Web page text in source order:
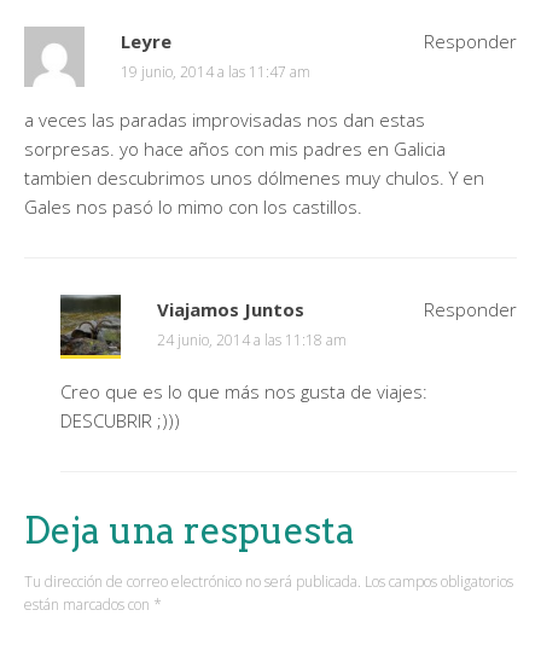
Leyre
19 junio, 2014 a las 11:47 am
a veces las paradas improvisadas nos dan estas
sorpresas. yo hace años con mis padres en Galicia
tambien descubrimos unos dólmenes muy chulos. Y en
Gales nos pasó lo mimo con los castillos.
Responder
Viajamos Juntos
24 junio, 2014 a las 11:18 am
Creo que es lo que más nos gusta de viajes:
DESCUBRIR ;)))
Responder
Deja una respuesta
Tu dirección de correo electrónico no será publicada. Los campos obligatorios
están marcados con *